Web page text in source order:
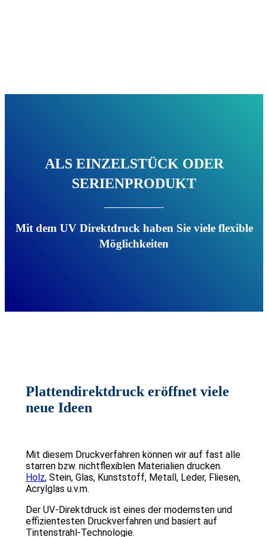
ALS EINZELSTÜCK ODER
SERIENPRODUKT
Mit dem UV Direktdruck haben Sie viele flexible
Möglichkeiten
Plattendirektdruck eröffnet viele
neue Ideen
Mit diesem Druckverfahren können wir auf fast alle
starren bzw. nichtflexiblen Materialien drucken.
Holz, Stein, Glas, Kunststoff, Metall, Leder, Fliesen,
Acrylglas u.v.m.
Der UV-Direktdruck ist eines der modernsten und
effizientesten Druckverfahren und basiert auf
Tintenstrahl-Technologie.